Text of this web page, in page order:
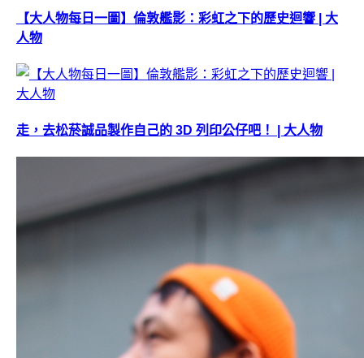
【大人物每日一圖】倫敦艦影：彩虹之下的歷史迴響 | 大
人物
走，去松菸誠品製作自己的 3D 列印公仔吧！ | 大人物